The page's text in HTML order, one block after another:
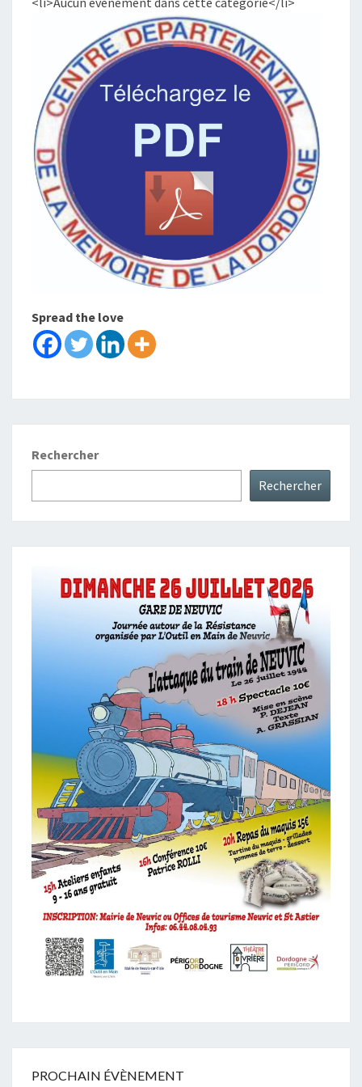
Spread the love
Rechercher
Rechercher
PROCHAIN ÉVÈNEMENT